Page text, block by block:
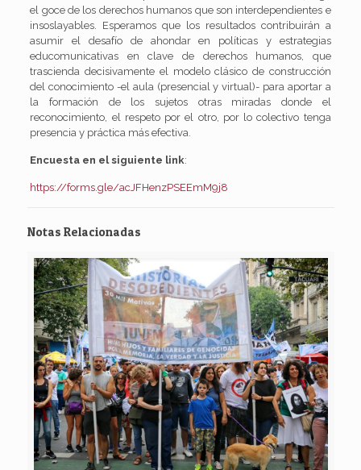
el goce de los derechos humanos que son interdependientes e
insoslayables. Esperamos que los resultados contribuirán a
asumir el desafío de ahondar en políticas y estrategias
educomunicativas en clave de derechos humanos, que
trascienda decisivamente el modelo clásico de construcción
del conocimiento -el aula (presencial y virtual)- para aportar a
la formación de los sujetos otras miradas donde el
reconocimiento, el respeto por el otro, por lo colectivo tenga
presencia y práctica más efectiva.
Encuesta en el siguiente link:
https://forms.gle/acJFHenzPSEEmM9j8
Notas Relacionadas